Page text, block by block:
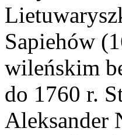
Sapiehów
wileńskim
do 1760 r.
Aleksander